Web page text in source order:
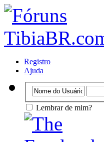
Registro
Ajuda
Lembrar de mim?